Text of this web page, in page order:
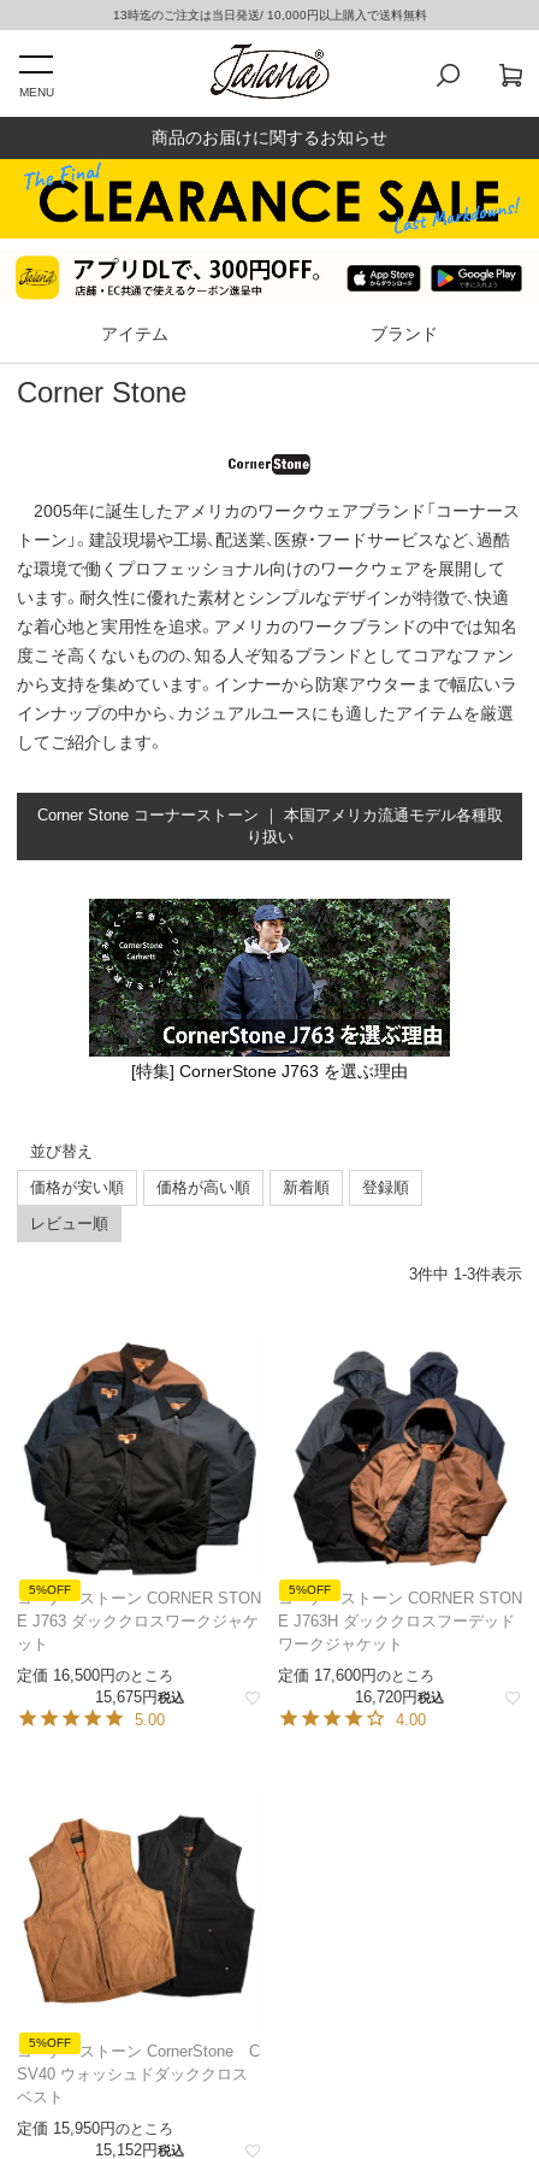
13時迄のご注文は当日発送/ 10,000円以上購入で送料無料
MENU
商品のお届けに関するお知らせ
アイテム ブランド
Corner Stone
2005年に誕生したアメリカのワークウェアブランド「コーナース
トーン」。建設現場や工場、配送業、医療・フードサービスなど、過酷
な環境で働くプロフェッショナル向けのワークウェアを展開して
います。耐久性に優れた素材とシンプルなデザインが特徴で、快適
な着心地と実用性を追求。アメリカのワークブランドの中では知名
度こそ高くないものの、知る人ぞ知るブランドとしてコアなファン
から支持を集めています。インナーから防寒アウターまで幅広いラ
インナップの中から、カジュアルユースにも適したアイテムを厳選
してご紹介します。
Corner Stone コーナーストーン ｜ 本国アメリカ流通モデル各種取
り扱い
[特集] CornerStone J763 を選ぶ理由
並び替え
価格が安い順
価格が高い順 新着順
登録順
レビュー順
3件中 1 -3件表示
5%OFF
コーナーストーン CORNER STON
E J763 ダッククロスワークジャケ
ット
定価 16,500 のところ
15,675 税込
5.00
5%OFF
コーナーストーン CORNER STON
E J763H ダッククロスフーデッド
ワークジャケット
定価 17,600 のところ
16,720 税込
4.00
5%OFF
コーナーストーン CornerStone C
SV40 ウォッシュドダッククロス
ベスト
定価 15,950 のところ
15,152 税込